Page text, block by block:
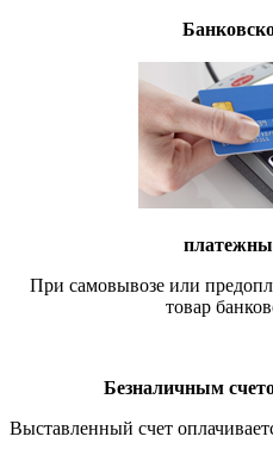
При самовывозе или
товар
Безналичным
Выставленный счет